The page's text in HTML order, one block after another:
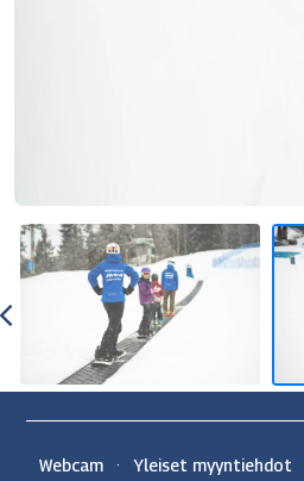
Webcam Yleiset myyntiehdot